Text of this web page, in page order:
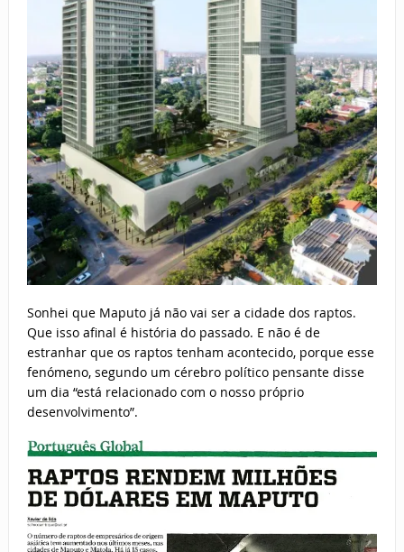
Sonhei que Maputo já não vai ser a cidade dos raptos.
Que isso afinal é história do passado. E não é de
estranhar que os raptos tenham acontecido, porque esse
fenómeno, segundo um cérebro político pensante disse
um dia “está relacionado com o nosso próprio
desenvolvimento”.